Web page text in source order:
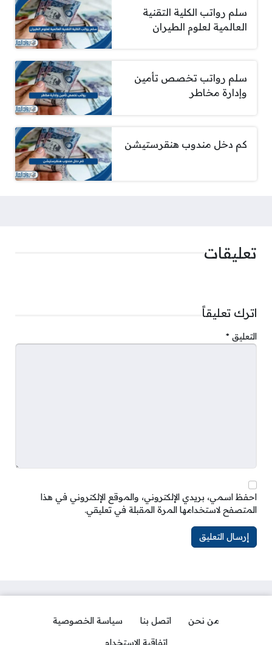
سلم رواتب الكلية التقنية
العالمية لعلوم الطيران
سلم رواتب تخصص تأمين
وإدارة مخاطر
كم دخل مندوب هنقرستيشن
تعليقات
اترك تعليقاً
التعليق *
احفظ اسمي، بريدي الإلكتروني، والموقع الإلكتروني في هذا
المتصفح لاستخدامها المرة المقبلة في تعليقي.
من نحن اتصل بنا
سياسة الخصوصية
اتفاقية الاستخدام